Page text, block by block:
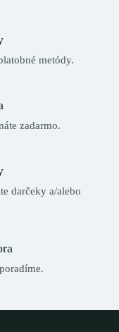
metódy.
zadarmo.
darčeky a/alebo